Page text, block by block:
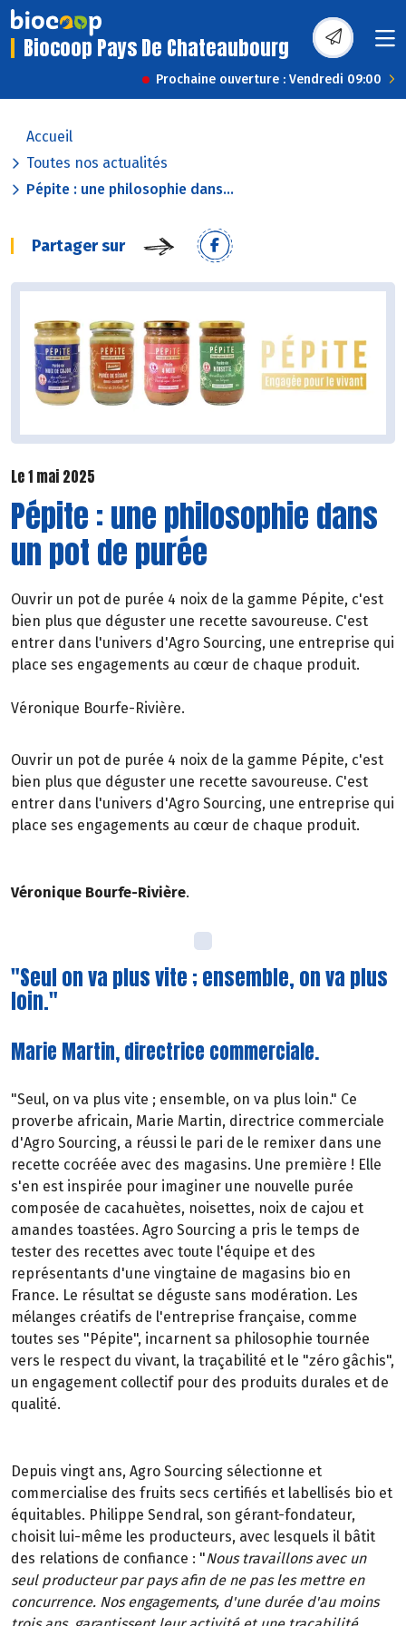
Biocoop Pays De Chateaubourg
Prochaine ouverture : Vendredi 09:00
Accueil
Toutes nos actualités
Pépite : une philosophie dans...
Partager sur
Le 1 mai 2025
Pépite : une philosophie dans
un pot de purée
Ouvrir un pot de purée 4 noix de la gamme Pépite, c'est
bien plus que déguster une recette savoureuse. C'est
entrer dans l'univers d'Agro Sourcing, une entreprise qui
place ses engagements au cœur de chaque produit.
Véronique Bourfe-Rivière.
Ouvrir un pot de purée 4 noix de la gamme Pépite, c'est
bien plus que déguster une recette savoureuse. C'est
entrer dans l'univers d'Agro Sourcing, une entreprise qui
place ses engagements au cœur de chaque produit.
Véronique Bourfe-Rivière.
"Seul on va plus vite ; ensemble, on va plus
loin."
Marie Martin, directrice commerciale.
"Seul, on va plus vite ; ensemble, on va plus loin." Ce
proverbe africain, Marie Martin, directrice commerciale
d'Agro Sourcing, a réussi le pari de le remixer dans une
recette cocréée avec des magasins. Une première ! Elle
s'en est inspirée pour imaginer une nouvelle purée
composée de cacahuètes, noisettes, noix de cajou et
amandes toastées. Agro Sourcing a pris le temps de
tester des recettes avec toute l'équipe et des
représentants d'une vingtaine de magasins bio en
France. Le résultat se déguste sans modération. Les
mélanges créatifs de l'entreprise française, comme
toutes ses "Pépite", incarnent sa philosophie tournée
vers le respect du vivant, la traçabilité et le "zéro gâchis",
un engagement collectif pour des produits durales et de
qualité.
Depuis vingt ans, Agro Sourcing sélectionne et
commercialise des fruits secs certifiés et labellisés bio et
équitables. Philippe Sendral, son gérant-fondateur,
choisit lui-même les producteurs, avec lesquels il bâtit
des relations de confiance : "Nous travaillons avec un
seul producteur par pays afin de ne pas les mettre en
concurrence. Nos engagements, d'une durée d'au moins